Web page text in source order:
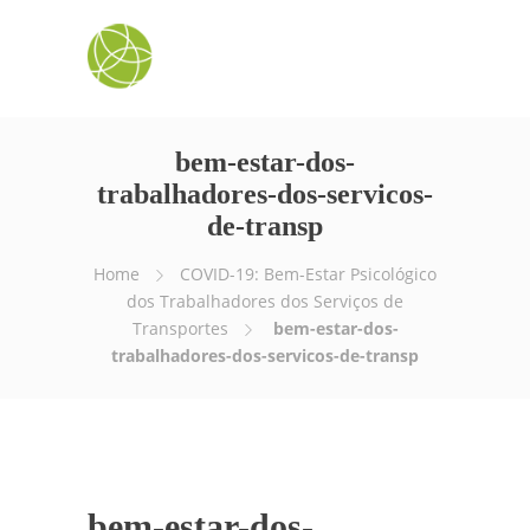
bem-estar-dos-
trabalhadores-dos-servicos-
de-transp
Home
COVID-19: Bem-Estar Psicológico
dos Trabalhadores dos Serviços de
Transportes
bem-estar-dos-
trabalhadores-dos-servicos-de-transp